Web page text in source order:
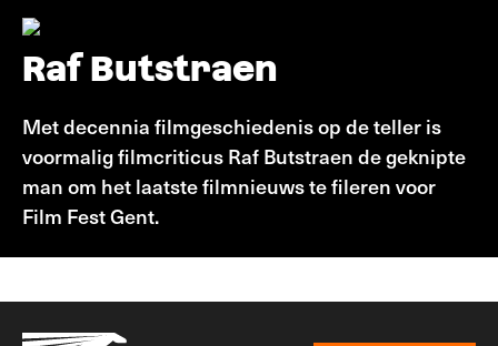
Raf Butstraen
Met decennia filmgeschiedenis op de teller is
voormalig filmcriticus Raf Butstraen de geknipte
man om het laatste filmnieuws te fileren voor
Film Fest Gent.